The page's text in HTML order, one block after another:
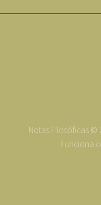
Notas Filosóficas ©
Funciona